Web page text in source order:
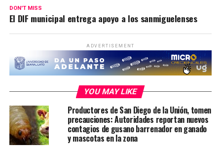
DON'T MISS
El DIF municipal entrega apoyo a los sanmiguelenses
ADVERTISEMENT
YOU MAY LIKE
Productores de San Diego de la Unión, tomen
precauciones: Autoridades reportan nuevos
contagios de gusano barrenador en ganado
y mascotas en la zona